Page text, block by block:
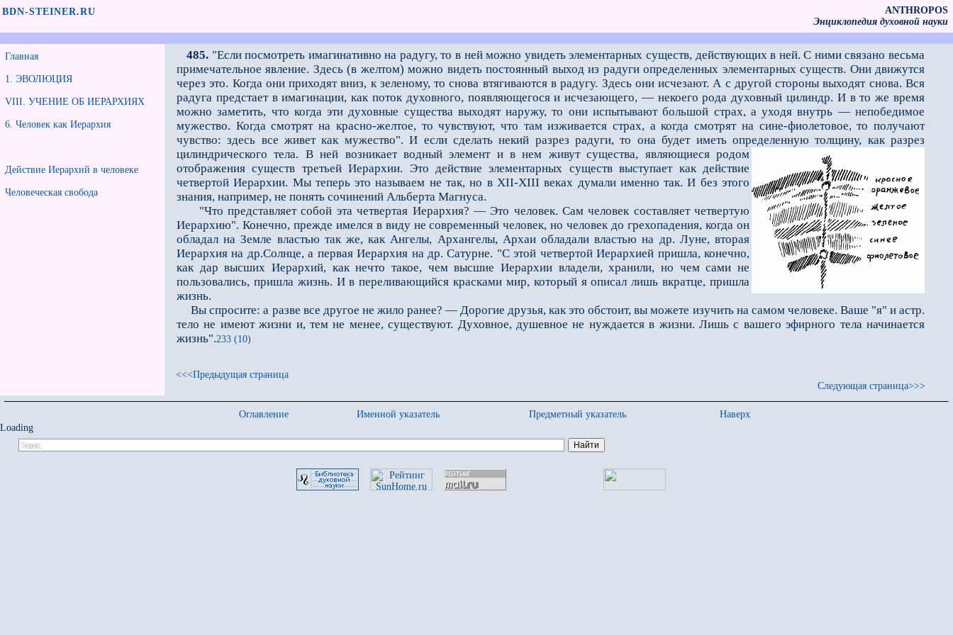
BDN-STEINER.RU
ANTHROPOS
Энциклопедия духовной науки
Главная
1. ЭВОЛЮЦИЯ
VIII. УЧЕНИЕ ОБ ИЕРАРХИЯХ
6. Человек как Иерархия
Действие Иерархий в человеке
Человеческая свобода
485. "Если посмотреть имагинативно на радугу, то в ней можно увидеть элементарных существ, действующих в ней. С ними связано весьма
примечательное явление. Здесь (в желтом) можно видеть постоянный выход из радуги определенных элементарных существ. Они движутся
через это. Когда они приходят вниз, к зеленому, то снова втягиваются в радугу. Здесь они исчезают. А с другой стороны выходят снова. Вся
радуга предстает в имагинации, как поток духовного, появляющегося и исчезающего, — некоего рода духовный цилиндр. И в то же время
можно заметить, что когда эти духовные существа выходят наружу, то они испытывают большой страх, а уходя внутрь — непобедимое
мужество. Когда смотрят на красно-желтое, то чувствуют, что там изживается страх, а когда смотрят на сине-фиолетовое, то получают
чувство: здесь все живет как мужество". И если сделать некий разрез радуги, то она будет иметь определенную толщину, как разрез
цилиндрического тела. В ней возникает водный элемент и в нем живут существа, являющиеся родом
отображения существ третьей Иерархии. Это действие элементарных существ выступает как действие
четвертой Иерархии. Мы теперь это называем не так, но в XII-XIII веках думали именно так. И без этого
знания, например, не понять сочинений Альберта Магнуса.
"Что представляет собой эта четвертая Иерархия? — Это человек. Сам человек составляет четвертую
Иерархию". Конечно, прежде имелся в виду не современный человек, но человек до грехопадения, когда он
обладал на Земле властью так же, как Ангелы, Архангелы, Архаи обладали властью на др. Луне, вторая
Иерархия на др.Солнце, а первая Иерархия на др. Сатурне. "С этой четвертой Иерархией пришла, конечно,
как дар высших Иерархий, как нечто такое, чем высшие Иерархии владели, хранили, но чем сами не
пользовались, пришла жизнь. И в переливающийся красками мир, который я описал лишь вкратце, пришла
жизнь.
Вы спросите: а разве все другое не жило ранее? — Дорогие друзья, как это обстоит, вы можете изучить на самом человеке. Ваше "я" и астр.
тело не имеют жизни и, тем не менее, существуют. Духовное, душевное не нуждается в жизни. Лишь с вашего эфирного тела начинается
жизнь".233 (10)
<<<Предыдущая страница
Следующая страница>>>
Оглавление Именной указатель Предметный указатель
Наверх
Loading